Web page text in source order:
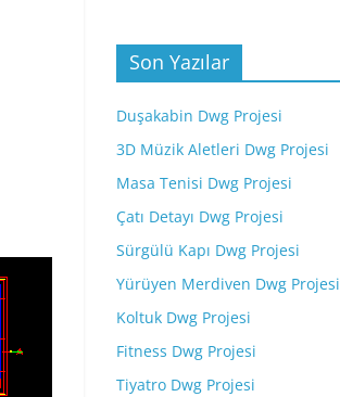
Son Yazılar
Duşakabin Dwg Projesi
3D Müzik Aletleri Dwg Projesi
Masa Tenisi Dwg Projesi
Çatı Detayı Dwg Projesi
Sürgülü Kapı Dwg Projesi
Yürüyen Merdiven Dwg Projesi
Koltuk Dwg Projesi
Fitness Dwg Projesi
Tiyatro Dwg Projesi